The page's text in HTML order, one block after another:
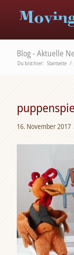
Blog - Aktuelle
Du bist hier: Startseite /
16. November 2017